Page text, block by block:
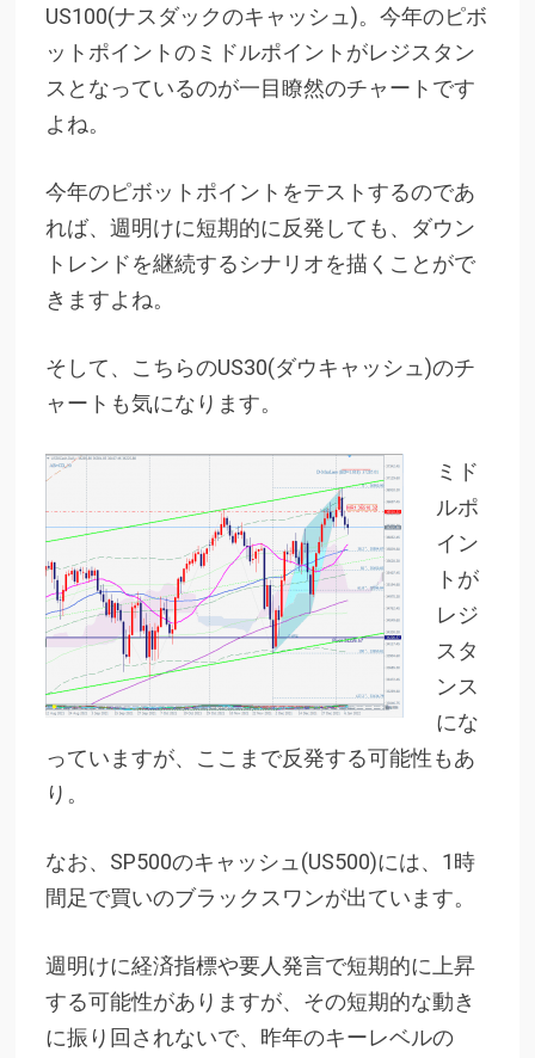
US100(ナスダックのキャッシュ)。今年のピボ
ットポイントのミドルポイントがレジスタン
スとなっているのが一目瞭然のチャートです
よね。
今年のピボットポイントをテストするのであ
れば、週明けに短期的に反発しても、ダウン
トレンドを継続するシナリオを描くことがで
きますよね。
そして、こちらのUS30(ダウキャッシュ)のチ
ャートも気になります。
ミド
ルポ
イン
トが
レジ
スタ
ンス
にな
っていますが、ここまで反発する可能性もあ
り。
なお、SP500のキャッシュ(US500)には、1時
間足で買いのブラックスワンが出ています。
週明けに経済指標や要人発言で短期的に上昇
する可能性がありますが、その短期的な動き
に振り回されないで、昨年のキーレベルの